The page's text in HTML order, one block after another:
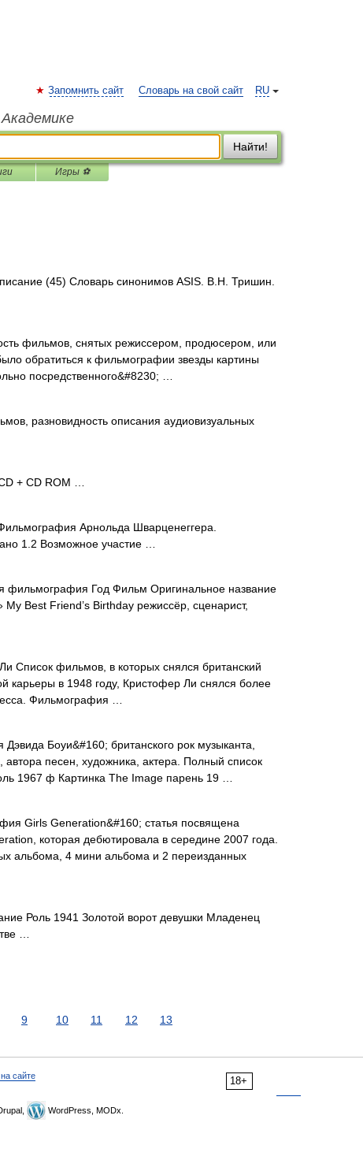
RU
Запомнить сайт Словарь на свой сайт
Найти!
Игры ⚽
(45) Словарь синонимов ASIS. В.Н. Тришин.
фильмов, снятых режиссером, продюсером, или
обратиться к фильмографии звезды картины
посредственного&#8230; …
разновидность описания аудиовизуальных
+ CD ROM …
Арнольда Шварценеггера.
1.2 Возможное участие …
фильмография Год Фильм Оригинальное название
Best Friend’s Birthday режиссёр, сценарист,
Список фильмов, в которых снялся британский
карьеры в 1948 году, Кристофер Ли снялся более
Фильмография …
Боуи&#160; британского рок музыканта,
песен, художника, актера. Полный список
1967 ф Картинка The Image парень 19 …
Girls Generation&#160; статья посвящена
которая дебютировала в середине 2007 года.
альбома, 4 мини альбома и 2 переизданных
Роль 1941 Золотой ворот девушки Младенец
…
9 10 11 12 13
18+
сайте
WordPress, MODx.